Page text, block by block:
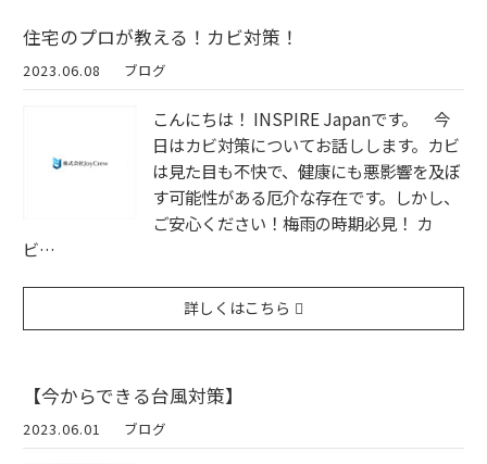
住宅のプロが教える！カビ対策！
2023.06.08 ブログ
こんにちは！ INSPIRE Japanです。 今
日はカビ対策についてお話しします。カビ
は見た目も不快で、健康にも悪影響を及ぼ
す可能性がある厄介な存在です。しかし、
ご安心ください！梅雨の時期必見！ カ
ビ…
詳しくはこちら
【今からできる台風対策】
2023.06.01 ブログ